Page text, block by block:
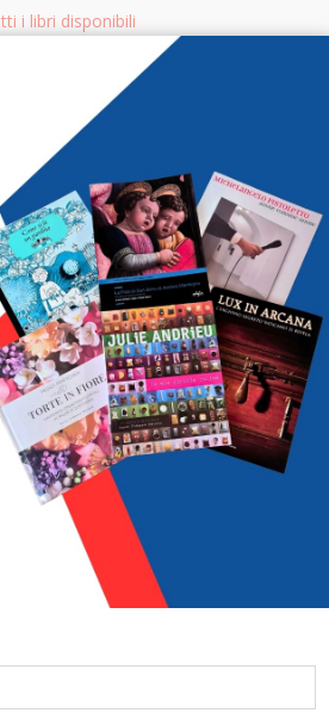
i libri disponibili
CERCA Ricerca avanzata
MANUALI - GUIDE - CORSI SPORT E
Angeli e sogni
€ 13,00
Ean13: 9788866523420